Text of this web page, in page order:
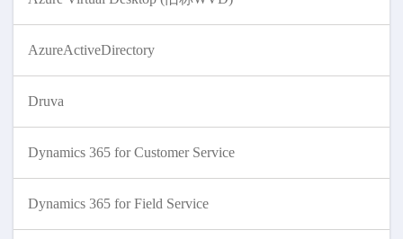
AzureActiveDirectory
Druva
Dynamics 365 for Customer Service
Dynamics 365 for Field Service